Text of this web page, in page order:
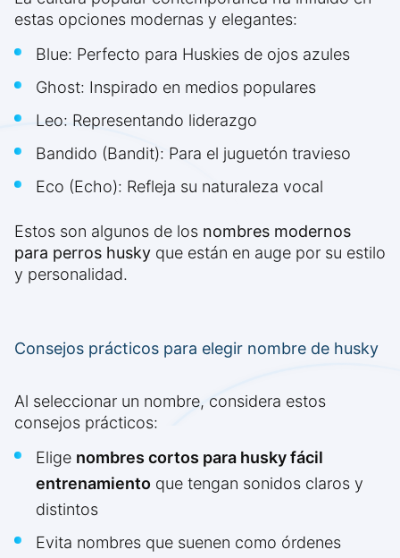
estas opciones modernas y elegantes:
Blue: Perfecto para Huskies de ojos azules
Ghost: Inspirado en medios populares
Leo: Representando liderazgo
Bandido (Bandit): Para el juguetón travieso
Eco (Echo): Refleja su naturaleza vocal
Estos son algunos de los nombres modernos
para perros husky que están en auge por su estilo
y personalidad.
Consejos prácticos para elegir nombre de husky
Al seleccionar un nombre, considera estos
consejos prácticos:
Elige nombres cortos para husky fácil
entrenamiento que tengan sonidos claros y
distintos
Evita nombres que suenen como órdenes